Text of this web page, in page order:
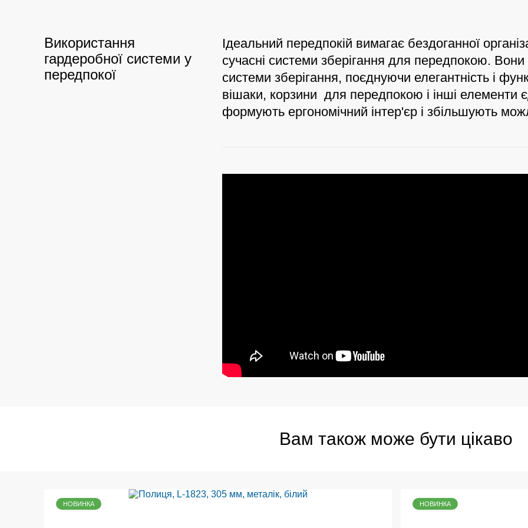
Використання
гардеробної системи у
передпокої
Ідеальний передпокій вимагає бездоганної
сучасні системи зберігання для передпокою.
системи зберігання, поєднуючи елегантність і
вішаки, корзини для передпокою і інші елементи
формують ергономічний інтер'єр і збільшують
Вам також може бути цікаво
НОВИНКА НОВИНКА